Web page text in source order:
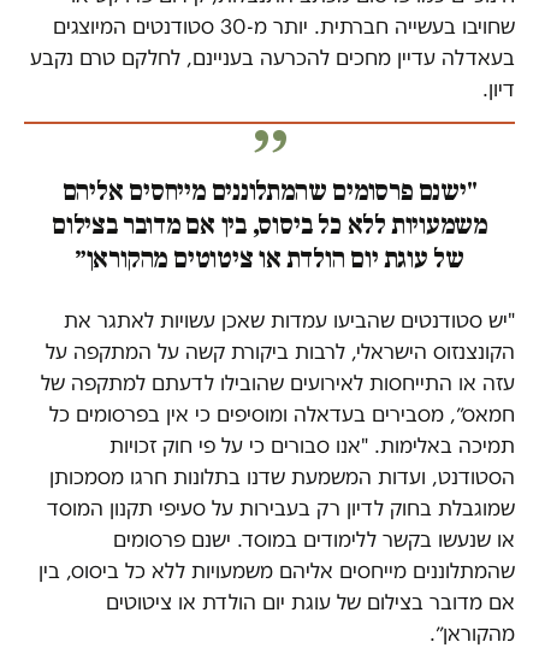
שחויבו בעשייה חברתית. יותר מ-30 סטודנטים המיוצגים
בעאדלה עדיין מחכים להכרעה בעניינם, לחלקם טרם נקבע
דיון.
"ישנם פרסומים שהמתלוננים מייחסים אליהם
משמעויות ללא כל ביסוס, בין אם מדובר בצילום
של עוגת יום הולדת או ציטוטים מהקוראן״
"יש סטודנטים שהביעו עמדות שאכן עשויות לאתגר את
הקונצנזוס הישראלי, לרבות ביקורת קשה על המתקפה על
עזה או התייחסות לאירועים שהובילו לדעתם למתקפה של
חמאס״, מסבירים בעדאלה ומוסיפים כי אין בפרסומים כל
תמיכה באלימות. "אנו סבורים כי על פי חוק זכויות
הסטודנט, ועדות המשמעת שדנו בתלונות חרגו מסמכותן
שמוגבלת בחוק לדיון רק בעבירות על סעיפי תקנון המוסד
או שנעשו בקשר ללימודים במוסד. ישנם פרסומים
שהמתלוננים מייחסים אליהם משמעויות ללא כל ביסוס, בין
אם מדובר בצילום של עוגת יום הולדת או ציטוטים
מהקוראן״.